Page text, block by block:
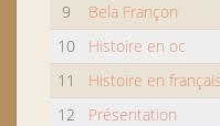
9 Bela Françon
10
Histoire en oc
11
Histoire en français
12
Présentation